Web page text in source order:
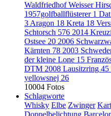
Waldfriedhof Weisser
1957golfballflüsterer 1
3 Aragon 18 Kreta 18
Schtorsch 576 2014
Ostsee 20 2006
Kärnten 78 2003
der kleine Lone 15
DTM 2008 Lausitzring 45
yellowsnej 26
10004 Fotos
Schlagworte
Whisky Elbe Zwinger
Doppelbelichtung